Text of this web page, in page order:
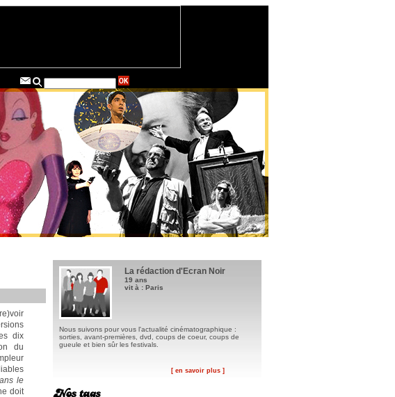
dix
du
le
doit
La rédaction d'Ecran Noir
19 ans
vit à : Paris
Nous suivons pour vous l'actualité cinématographique :
sorties, avant-premières, dvd, coups de coeur, coups de
gueule et bien sûr les festivals.
[ en savoir plus ]